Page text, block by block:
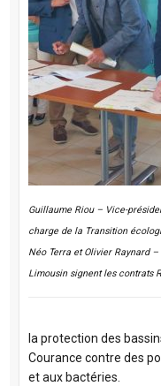
Guillaume Riou – Vice-
charge de la Transition
Néo Terra et Olivier Raynard
Limousin signent les contrats
la protection des
Courance contre des
et aux bactéries.